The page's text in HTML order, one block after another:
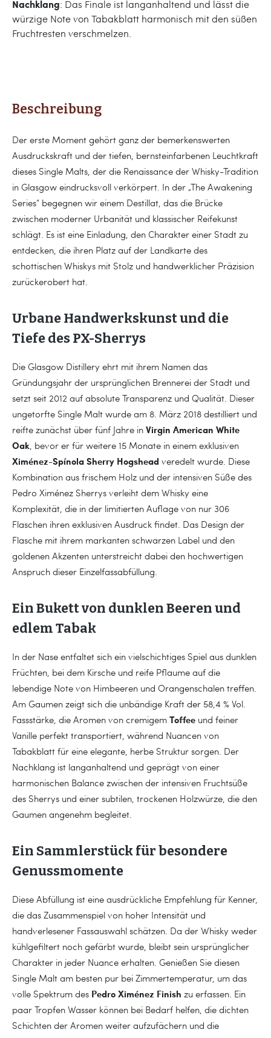
Nachklang: Das Finale ist langanhaltend und lässt die
würzige Note von Tabakblatt harmonisch mit den süßen
Fruchtresten verschmelzen.
Beschreibung
Der erste Moment gehört ganz der bemerkenswerten
Ausdruckskraft und der tiefen, bernsteinfarbenen Leuchtkraft
dieses Single Malts, der die Renaissance der Whisky-Tradition
in Glasgow eindrucksvoll verkörpert. In der „The Awakening
Series“ begegnen wir einem Destillat, das die Brücke
zwischen moderner Urbanität und klassischer Reifekunst
schlägt. Es ist eine Einladung, den Charakter einer Stadt zu
entdecken, die ihren Platz auf der Landkarte des
schottischen Whiskys mit Stolz und handwerklicher Präzision
zurückerobert hat.
Urbane Handwerkskunst und die
Tiefe des PX-Sherrys
Die Glasgow Distillery ehrt mit ihrem Namen das
Gründungsjahr der ursprünglichen Brennerei der Stadt und
setzt seit 2012 auf absolute Transparenz und Qualität. Dieser
ungetorfte Single Malt wurde am 8. März 2018 destilliert und
reifte zunächst über fünf Jahre in Virgin American White
Oak , bevor er für weitere 15 Monate in einem exklusiven
Ximénez-Spínola Sherry Hogshead veredelt wurde. Diese
Kombination aus frischem Holz und der intensiven Süße des
Pedro Ximénez Sherrys verleiht dem Whisky eine
Komplexität, die in der limitierten Auflage von nur 306
Flaschen ihren exklusiven Ausdruck findet. Das Design der
Flasche mit ihrem markanten schwarzen Label und den
goldenen Akzenten unterstreicht dabei den hochwertigen
Anspruch dieser Einzelfassabfüllung.
Ein Bukett von dunklen Beeren und
edlem Tabak
In der Nase entfaltet sich ein vielschichtiges Spiel aus dunklen
Früchten, bei dem Kirsche und reife Pflaume auf die
lebendige Note von Himbeeren und Orangenschalen treffen.
Am Gaumen zeigt sich die unbändige Kraft der 58,4 % Vol.
Fassstärke, die Aromen von cremigem Toffee und feiner
Vanille perfekt transportiert, während Nuancen von
Tabakblatt für eine elegante, herbe Struktur sorgen. Der
Nachklang ist langanhaltend und geprägt von einer
harmonischen Balance zwischen der intensiven Fruchtsüße
des Sherrys und einer subtilen, trockenen Holzwürze, die den
Gaumen angenehm begleitet.
Ein Sammlerstück für besondere
Genussmomente
Diese Abfüllung ist eine ausdrückliche Empfehlung für Kenner,
die das Zusammenspiel von hoher Intensität und
handverlesener Fassauswahl schätzen. Da der Whisky weder
kühlgefiltert noch gefärbt wurde, bleibt sein ursprünglicher
Charakter in jeder Nuance erhalten. Genießen Sie diesen
Single Malt am besten pur bei Zimmertemperatur, um das
volle Spektrum des Pedro Ximénez Finish zu erfassen. Ein
paar Tropfen Wasser können bei Bedarf helfen, die dichten
Schichten der Aromen weiter aufzufächern und die